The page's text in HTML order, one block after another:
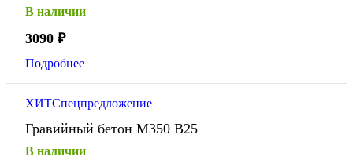
В наличии
3090 ₽
Подробнее
ХИТСпецпредложение
Гравийный бетон М350 В25
В наличии